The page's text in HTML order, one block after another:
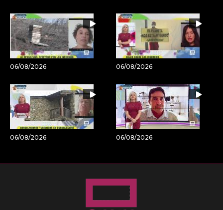
06/08/2026 06/08/2026
06/08/2026 06/08/2026